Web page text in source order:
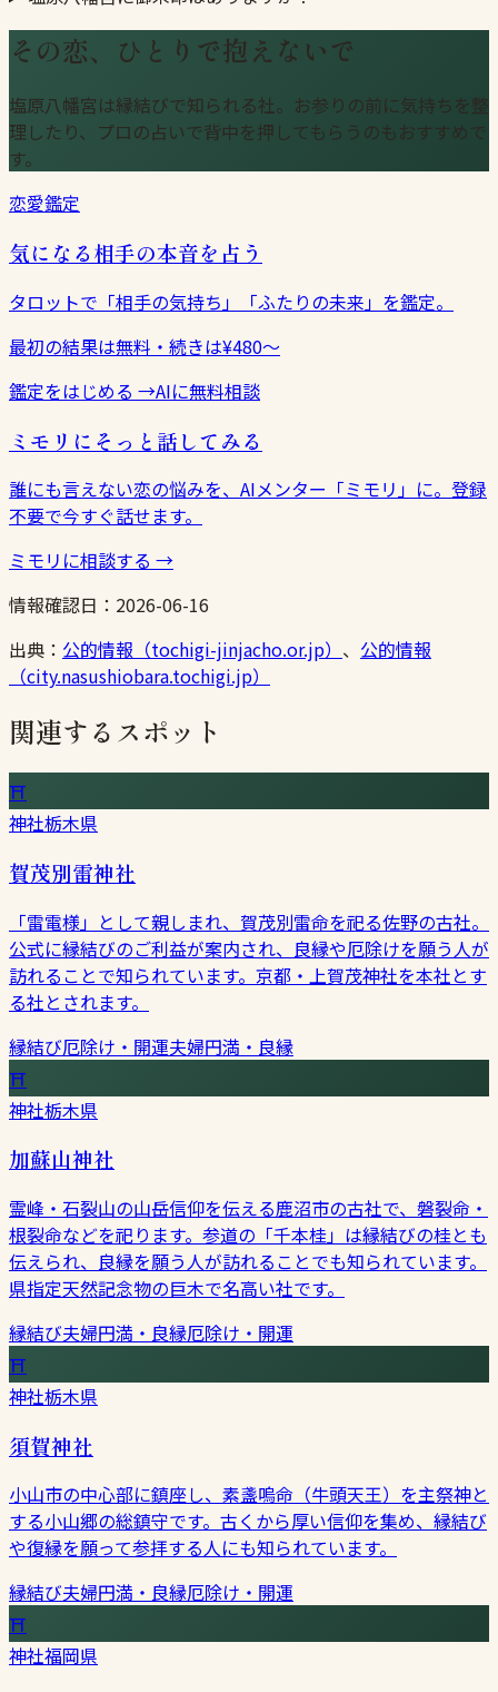
その恋、ひとりで抱えないで
塩原八幡宮は縁結びで知られる社。お参りの前に気持ちを整
理したり、プロの占いで背中を押してもらうのもおすすめで
す。
恋愛鑑定
気になる相手の本音を占う
タロットで「相手の気持ち」「ふたりの未来」を鑑定。
最初の結果は無料・続きは¥480〜
鑑定をはじめる →AIに無料相談
ミモリにそっと話してみる
誰にも言えない恋の悩みを、AIメンター「ミモリ」に。登録
不要で今すぐ話せます。
ミモリに相談する →
情報確認日： 2026-06-16
出典： 公的情報（tochigi-jinjacho.or.jp） 、 公的情報
（city.nasushiobara.tochigi.jp）
関連するスポット
⛩
神社栃木県
賀茂別雷神社
「雷電様」として親しまれ、賀茂別雷命を祀る佐野の古社。
公式に縁結びのご利益が案内され、良縁や厄除けを願う人が
訪れることで知られています。京都・上賀茂神社を本社とす
る社とされます。
縁結び厄除け・開運夫婦円満・良縁
⛩
神社栃木県
加蘇山神社
霊峰・石裂山の山岳信仰を伝える鹿沼市の古社で、磐裂命・
根裂命などを祀ります。参道の「千本桂」は縁結びの桂とも
伝えられ、良縁を願う人が訪れることでも知られています。
県指定天然記念物の巨木で名高い社です。
縁結び夫婦円満・良縁厄除け・開運
⛩
神社栃木県
須賀神社
小山市の中心部に鎮座し、素盞嗚命（牛頭天王）を主祭神と
する小山郷の総鎮守です。古くから厚い信仰を集め、縁結び
や復縁を願って参拝する人にも知られています。
縁結び夫婦円満・良縁厄除け・開運
⛩
神社福岡県